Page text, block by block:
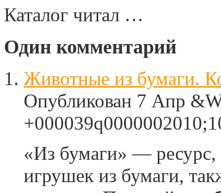
Каталог читал …
Один комментарий
Животные из бумаги.
Опубликован 7 Апр
«Из бумаги» — ресурс,
игрушек из бумаги,